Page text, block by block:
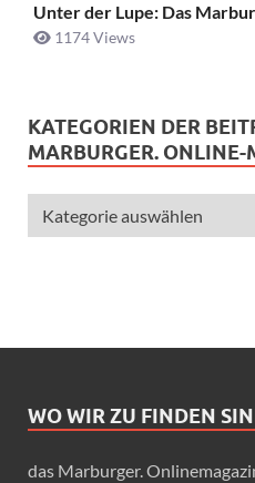
Unter der Lupe: Das
1174 Views
KATEGORIEN DER
MARBURGER.
WO WIR ZU FINDEN
das Marburger.